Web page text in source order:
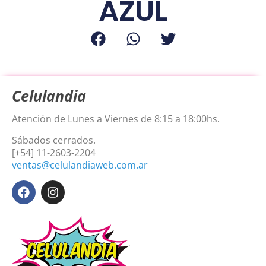
AZUL
Celulandia
Atención de Lunes a Viernes de 8:15 a 18:00hs.
Sábados cerrados.
[+54] 11-2603-2204
ventas@celulandiaweb.com.ar